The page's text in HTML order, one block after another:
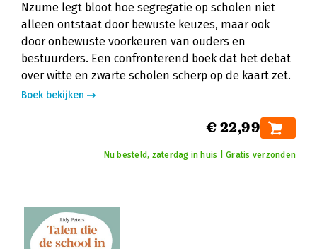
Nzume legt bloot hoe segregatie op scholen niet
alleen ontstaat door bewuste keuzes, maar ook
door onbewuste voorkeuren van ouders en
bestuurders. Een confronterend boek dat het debat
over witte en zwarte scholen scherp op de kaart zet.
Boek bekijken
€ 22,99
Nu besteld, zaterdag in huis | Gratis verzonden